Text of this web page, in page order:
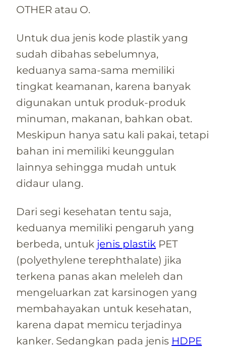
OTHER atau O.
Untuk dua jenis kode plastik yang
sudah dibahas sebelumnya,
keduanya sama-sama memiliki
tingkat keamanan, karena banyak
digunakan untuk produk-produk
minuman, makanan, bahkan obat.
Meskipun hanya satu kali pakai, tetapi
bahan ini memiliki keunggulan
lainnya sehingga mudah untuk
didaur ulang.
Dari segi kesehatan tentu saja,
keduanya memiliki pengaruh yang
berbeda, untuk jenis plastik PET
(polyethylene terephthalate) jika
terkena panas akan meleleh dan
mengeluarkan zat karsinogen yang
membahayakan untuk kesehatan,
karena dapat memicu terjadinya
kanker. Sedangkan pada jenis HDPE